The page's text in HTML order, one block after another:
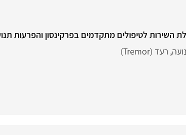
השירות לטיפולים מתקדמים בפרקינסון והפרעות
, רעד (Tremor)